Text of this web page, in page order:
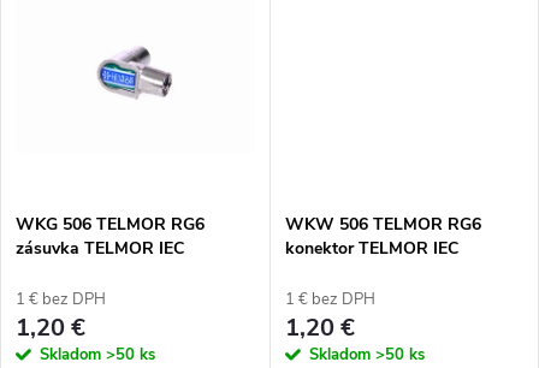
o
v
v
WKG 506 TELMOR RG6
zásuvka TELMOR IEC
1 € bez DPH
1,20 €
Skladom >50 ks
WKW 506 TELMOR RG6
konektor TELMOR IEC
1 € bez DPH
1,20 €
Skladom >50 ks